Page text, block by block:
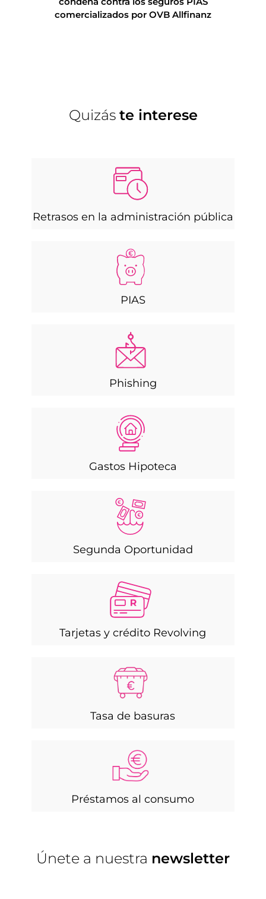
comercializados por OVB Allfinanz
Quizás te interese
Retrasos en la administración pública
PIAS
Phishing
Gastos Hipoteca
Segunda Oportunidad
Tarjetas y crédito Revolving
Tasa de basuras
Préstamos al consumo
Únete a nuestra newsletter